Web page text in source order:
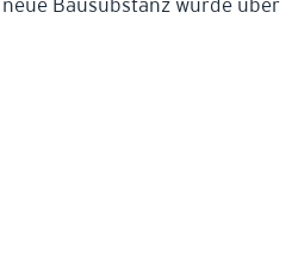
Bausubstanz wurde über